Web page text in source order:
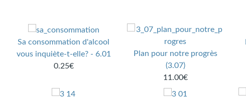
Sa consommation d'alcool
vous inquiète-t-elle? - 6.01
0.25€
Plan pour notre progrès
(3.07)
11.00€